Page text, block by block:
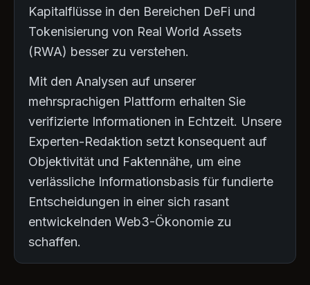
Kapitalflüsse in den Bereichen DeFi und
Tokenisierung von Real World Assets
(RWA) besser zu verstehen.
Mit den Analysen auf unserer
mehrsprachigen Plattform erhalten Sie
verifizierte Informationen in Echtzeit. Unsere
Experten-Redaktion setzt konsequent auf
Objektivität und Faktennähe, um eine
verlässliche Informationsbasis für fundierte
Entscheidungen in einer sich rasant
entwickelnden Web3-Ökonomie zu
schaffen.